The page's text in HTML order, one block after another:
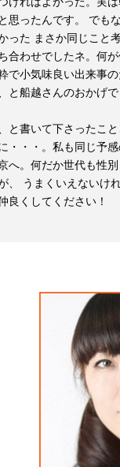
思ったんです。 でも
った まさか同じこと
合わせでしたネ。何
で小気味良い出来事
と船越さんのおかげ
と書いて下さったこ
・・・。私も同じ予
へ。何だか世代も性
、 うまくいえないけ
良くしてください！